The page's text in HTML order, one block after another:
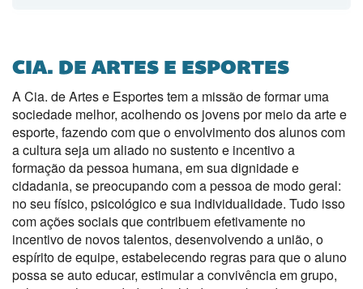
CIA. DE ARTES E ESPORTES
A Cia. de Artes e Esportes tem a missão de formar uma
sociedade melhor, acolhendo os jovens por meio da arte e
esporte, fazendo com que o envolvimento dos alunos com
a cultura seja um aliado no sustento e incentivo a
formação da pessoa humana, em sua dignidade e
cidadania, se preocupando com a pessoa de modo geral:
no seu físico, psicológico e sua individualidade. Tudo isso
com ações sociais que contribuem efetivamente no
incentivo de novos talentos, desenvolvendo a união, o
espírito de equipe, estabelecendo regras para que o aluno
possa se auto educar, estimular a convivência em grupo,